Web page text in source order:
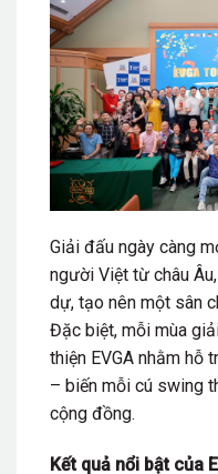
Giải đấu ngày càng
người Việt từ châu
dự, tạo nên một sân
Đặc biệt, mỗi mùa
thiện EVGA nhằm hỗ
– biến mỗi cú swing
cộng đồng.
Kết quả nổi bật của